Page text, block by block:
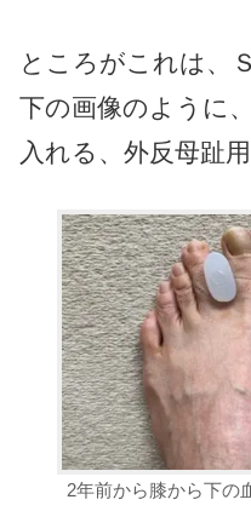
ところがこれは、
下の画像のように
入れる、外反母趾
2年前から膝から下の